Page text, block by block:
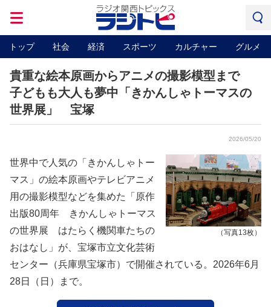
トップ 社会 経済 スポーツ カルチャー グルメ
貴重な絵本原画からアニメの撮影模型まで
子どもも大人も夢中「きかんしゃトーマスの
世界展」 宝塚
2026/05/20
（写真13枚）
世界中で人気の「きかんしゃトー
マス」の絵本原画やテレビアニメ
用の撮影模型などを集めた「原作
出版80周年 きかんしゃトーマス
の世界展 はたらく機関車たちの
おはなし」が、宝塚市立文化芸術
センター（兵庫県宝塚市）で開催されている。2026年6月
28日（日）まで。